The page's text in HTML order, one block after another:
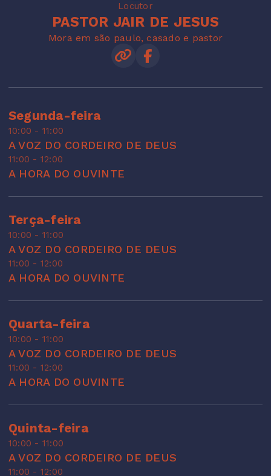
Locutor
PASTOR JAIR DE JESUS
Mora em são paulo, casado e pastor
Segunda-feira
10:00 - 11:00
A VOZ DO CORDEIRO DE DEUS
11:00 - 12:00
A HORA DO OUVINTE
Terça-feira
10:00 - 11:00
A VOZ DO CORDEIRO DE DEUS
11:00 - 12:00
A HORA DO OUVINTE
Quarta-feira
10:00 - 11:00
A VOZ DO CORDEIRO DE DEUS
11:00 - 12:00
A HORA DO OUVINTE
Quinta-feira
10:00 - 11:00
A VOZ DO CORDEIRO DE DEUS
11:00 - 12:00